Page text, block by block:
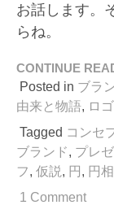
お話します。
らね。
CONTINUE
Posted in ブラ
由来と物語, ロ
Tagged コンセ
ブランド, プレ
フ, 仮説, 円 , 円相
1 Comment